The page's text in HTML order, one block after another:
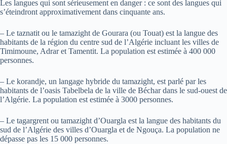
Les langues qui sont sérieusement en danger : ce sont des langues qui
s’éteindront approximativement dans cinquante ans.
– Le taznatit ou le tamazight de Gourara (ou Touat) est la langue des
habitants de la région du centre sud de l’Algérie incluant les villes de
Timimoune, Adrar et Tamentit. La population est estimée à 400 000
personnes.
– Le korandje, un langage hybride du tamazight, est parlé par les
habitants de l’oasis Tabelbela de la ville de Béchar dans le sud-ouest de
l’Algérie. La population est estimée à 3000 personnes.
– Le tagargrent ou tamazight d’Ouargla est la langue des habitants du
sud de l’Algérie des villes d’Ouargla et de Ngouça. La population ne
dépasse pas les 15 000 personnes.